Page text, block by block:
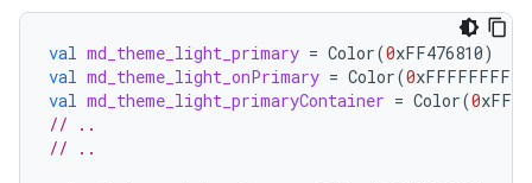
val md_theme_light_primary = Color(0xFF476810)
val md_theme_light_onPrimary = Color(0xFFFFFFFF
val md_theme_light_primaryContainer = Color(0
// ..
// ..